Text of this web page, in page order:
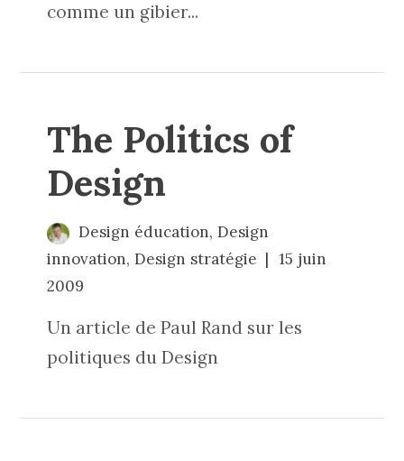
comme un gibier...
The Politics of
Design
Design éducation, Design
innovation,Design stratégie
15 juin
2009
Un article de Paul Rand sur les
politiques du Design